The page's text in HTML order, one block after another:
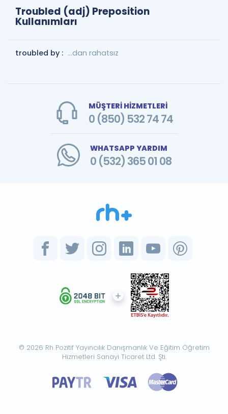
Troubled (adj) Preposition
Kullanımları
troubled by : ...dan rahatsız
MÜŞTERİ HİZMETLERİ
0 (850) 532 74 74
WHATSAPP YARDIM
0 (532) 365 01 08
© 2026 Rh Pozitif Yayıncılık Danışmanlık Ve Eğitim Öğretim
Hizmetleri Sanayi Ticaret Ltd. Şti.